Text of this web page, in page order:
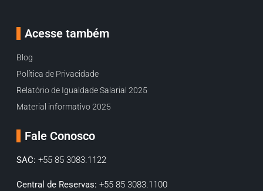
Acesse também
Blog
Política de Privacidade
Relatório de Igualdade Salarial 2025
Material informativo 2025
Fale Conosco
SAC: +55 85 3083.1122
Central de Reservas: +55 85 3083.1100